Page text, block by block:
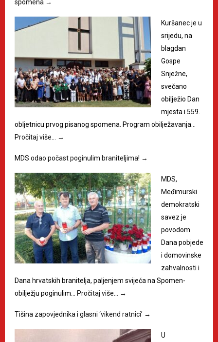
spomena →
Kuršanec je u
srijedu, na
blagdan
Gospe
Snježne,
svečano
obilježio Dan
mjesta i 559.
obljetnicu prvog pisanog spomena. Program obilježavanja…
Pročitaj više…
→
MDS odao počast poginulim braniteljima! →
MDS,
Međimurski
demokratski
savez je
povodom
Dana pobjede
i domovinske
zahvalnosti i
Dana hrvatskih branitelja, paljenjem svijeća na Spomen-
obilježju poginulim…
Pročitaj više… →
Tišina zapovjednika i glasni ‘vikend ratnici’ →
U